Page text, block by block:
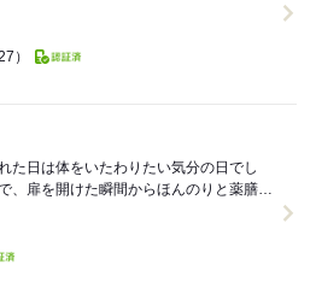
）
た日は体をいたわりたい気分の日でし
、扉を開けた瞬間からほんのりと薬膳の